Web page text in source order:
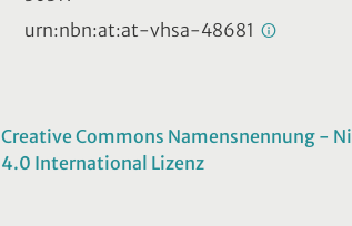
urn:nbn:at:at-vhsa-48681
Creative Commons Namensnennung -
4.0 International Lizenz